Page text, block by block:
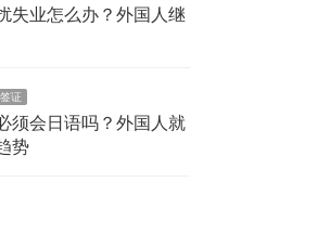
失业怎么办？外国人继
证
须会日语吗？外国人就
势